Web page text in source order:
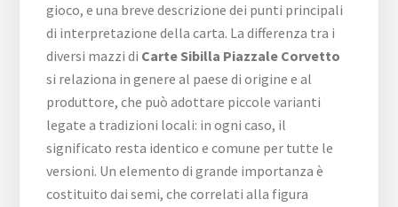
gioco, e una breve descrizione dei punti principali
di interpretazione della carta. La differenza tra i
diversi mazzi di Carte Sibilla ​Piazzale ​Corvetto
si relaziona in genere al paese di origine e al
produttore, che può adottare piccole varianti
legate a tradizioni locali: in ogni caso, il
significato resta identico e comune per tutte le
versioni. Un elemento di grande importanza è
costituito dai semi, che correlati alla figura